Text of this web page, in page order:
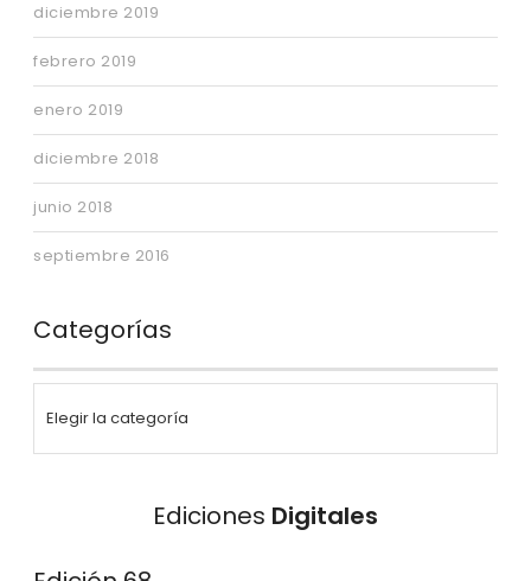
diciembre 2019
febrero 2019
enero 2019
diciembre 2018
junio 2018
septiembre 2016
Categorías
Ediciones Digitales